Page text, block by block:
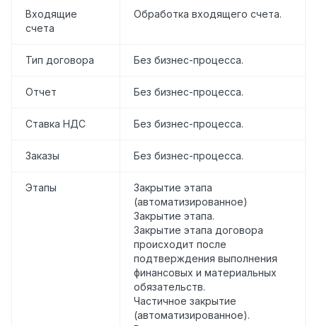
Входящие
счета
Обработка входящего счета.
Тип договора Без бизнес-процесса.
Отчет Без бизнес-процесса.
Ставка НДС Без бизнес-процесса.
Заказы Без бизнес-процесса.
Этапы
Закрытие этапа
(автоматизированное)
Закрытие этапа.
Закрытие этапа договора
происходит после
подтверждения выполнения
финансовых и материальных
обязательств.
Частичное закрытие
(автоматизированное).